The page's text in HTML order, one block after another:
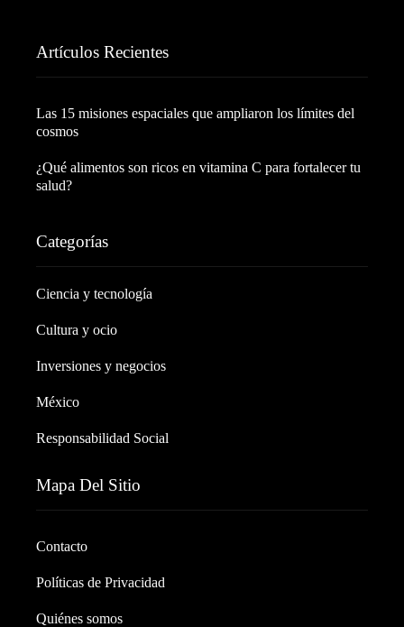
Artículos Recientes
Las 15 misiones espaciales que ampliaron los límites del
cosmos
¿Qué alimentos son ricos en vitamina C para fortalecer tu
salud?
Categorías
Ciencia y tecnología
Cultura y ocio
Inversiones y negocios
México
Responsabilidad Social
Mapa Del Sitio
Contacto
Políticas de Privacidad
Quiénes somos